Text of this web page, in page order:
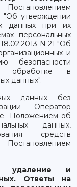
"Об утверждении
данных при их
персональных
N 21 "Об
и
безопасности
обработке в
данных".
данных без
Оператор
Положением об
данных,
средств
удаление и
Ответы на